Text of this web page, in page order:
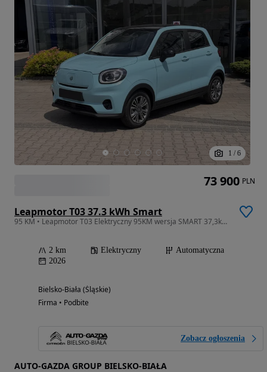
1 / 6
Leapmotor T03 37.3 kWh Smart
95 KM • Leapmotor T03 Elektryczny 95KM wersja SMART 37,3kWh model 2026
2 km Elektryczny
Automatyczna
2026
Bielsko-Biała (Śląskie)
Firma • Podbite
Zobacz ogłoszenia
AUTO-GAZDA GROUP BIELSKO-BIAŁA
73 900 PLN